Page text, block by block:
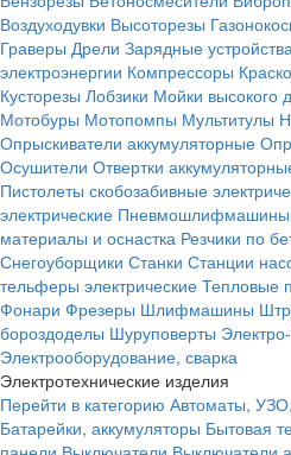
Воздуходувки Высоторезы
Граверы Дрели Зарядные
электроэнергии Компрессоры
Кусторезы Лобзики Мойки высокого
Мотобуры Мотопомпы Мультитулы
Опрыскиватели аккумуляторные
Осушители Отвертки
Пистолеты скобозабивные
электрические Пневмошлифмашины
материалы и оснастка Резчики по
Снегоуборщики Станки Станции
тельферы электрические Тепловые
Фонари Фрезеры Шлифмашины
бороздоделы Шуруповерты
Электрооборудование, сварка
Электротехнические изделия
Перейти в категорию Автоматы,
Батарейки, аккумуляторы Бытовая